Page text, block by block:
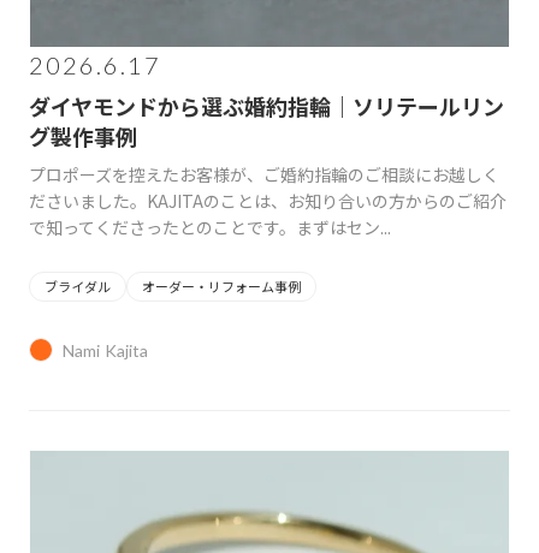
2026.6.17
ダイヤモンドから選ぶ婚約指輪｜ソリテールリン
グ製作事例
プロポーズを控えたお客様が、ご婚約指輪のご相談にお越しく
ださいました。KAJITAのことは、お知り合いの方からのご紹介
で知ってくださったとのことです。まずはセン...
ブライダル オーダー・リフォーム事例
Nami Kajita